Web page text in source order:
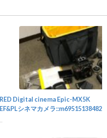
RED Digital cinema Epic-MX5K
EF&PLシネマカメラ::m69515138482